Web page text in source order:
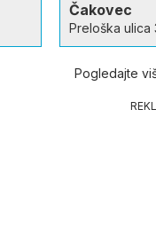
Čakovec
Preloška ulica
Pogledajte